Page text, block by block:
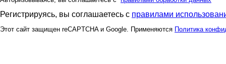
Регистрируясь, вы соглашаетесь с правилами
Этот сайт защищен reCAPTCHA и Google. Применяются Политика